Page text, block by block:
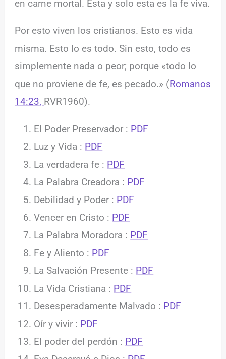
en carne mortal. Esta y solo esta es la fe viva.
Por esto viven los cristianos. Esto es vida
misma. Esto lo es todo. Sin esto, todo es
simplemente nada o peor; porque «todo lo
que no proviene de fe, es pecado.» (Romanos
14:23, RVR1960).
El Poder Preservador : PDF
Luz y Vida : PDF
La verdadera fe : PDF
La Palabra Creadora : PDF
Debilidad y Poder : PDF
Vencer en Cristo : PDF
La Palabra Moradora : PDF
Fe y Aliento : PDF
La Salvación Presente : PDF
La Vida Cristiana : PDF
Desesperadamente Malvado : PDF
Oír y vivir : PDF
El poder del perdón : PDF